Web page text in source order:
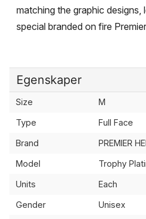
matching the graphic designs,
special branded on fire
Egenskaper
Size M
Type Full Face
Brand PREMIER
Model Trophy
Units Each
Gender Unisex